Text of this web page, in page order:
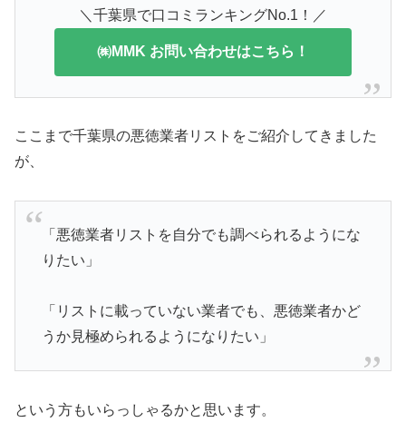
＼千葉県で口コミランキングNo.1！／
㈱MMK お問い合わせはこちら！
ここまで千葉県の悪徳業者リストをご紹介してきました
が、
「悪徳業者リストを自分でも調べられるようにな
りたい」
「リストに載っていない業者でも、悪徳業者かど
うか見極められるようになりたい」
という方もいらっしゃるかと思います。